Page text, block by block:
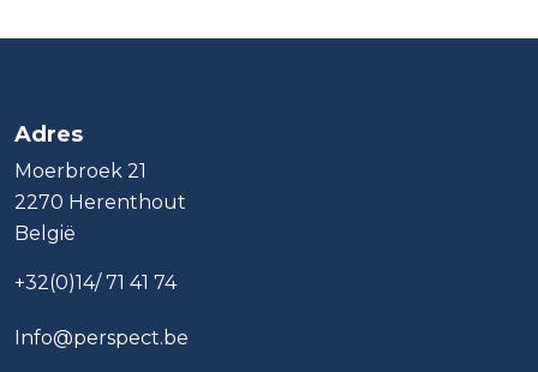
Adres
Moerbroek 21
2270 Herenthout
België
+32(0)14/ 71 41 74
Info@perspect.be